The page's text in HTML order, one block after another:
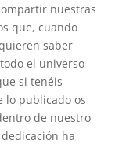
nuestras
que, cuando
saber
el universo
si tenéis
lo publicado os
de nuestro
ha